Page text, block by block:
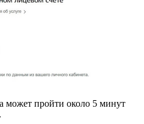
может пройти около 5 минут